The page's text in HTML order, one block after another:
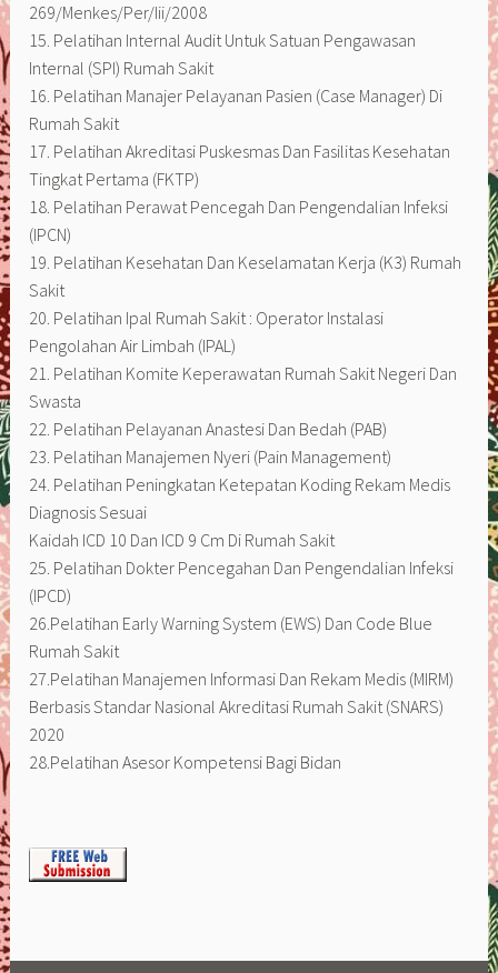
269/Menkes/Per/Iii/2008
15. Pelatihan Internal Audit Untuk Satuan Pengawasan
Internal (SPI) Rumah Sakit
16. Pelatihan Manajer Pelayanan Pasien (Case Manager) Di
Rumah Sakit
17. Pelatihan Akreditasi Puskesmas Dan Fasilitas Kesehatan
Tingkat Pertama (FKTP)
18. Pelatihan Perawat Pencegah Dan Pengendalian Infeksi
(IPCN)
19. Pelatihan Kesehatan Dan Keselamatan Kerja (K3) Rumah
Sakit
20. Pelatihan Ipal Rumah Sakit : Operator Instalasi
Pengolahan Air Limbah (IPAL)
21. Pelatihan Komite Keperawatan Rumah Sakit Negeri Dan
Swasta
22. Pelatihan Pelayanan Anastesi Dan Bedah (PAB)
23. Pelatihan Manajemen Nyeri (Pain Management)
24. Pelatihan Peningkatan Ketepatan Koding Rekam Medis
Diagnosis Sesuai
Kaidah ICD 10 Dan ICD 9 Cm Di Rumah Sakit
25. Pelatihan Dokter Pencegahan Dan Pengendalian Infeksi
(IPCD)
26.Pelatihan Early Warning System (EWS) Dan Code Blue
Rumah Sakit
27.Pelatihan Manajemen Informasi Dan Rekam Medis (MIRM)
Berbasis Standar Nasional Akreditasi Rumah Sakit (SNARS)
2020
28.Pelatihan Asesor Kompetensi Bagi Bidan